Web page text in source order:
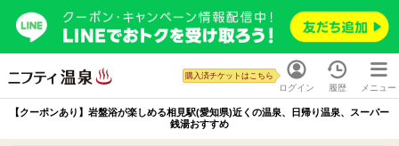
ログイン
購入済チケットはこちら
履歴 メニュー
【クーポンあり】岩盤浴が楽しめる相見駅(愛知県)近くの温泉、日帰り温泉、スーパー
銭湯おすすめ